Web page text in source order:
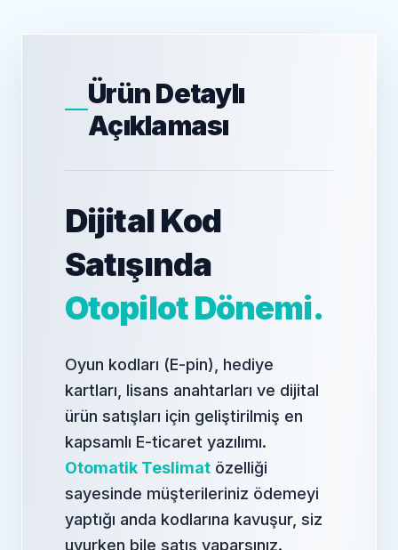
Ürün Detaylı
Açıklaması
Dijital Kod
Satışında
Otopilot Dönemi.
Oyun kodları (E-pin), hediye
kartları, lisans anahtarları ve dijital
ürün satışları için geliştirilmiş en
kapsamlı E-ticaret yazılımı.
Otomatik Teslimat özelliği
sayesinde müşterileriniz ödemeyi
yaptığı anda kodlarına kavuşur, siz
uyurken bile satış yaparsınız.